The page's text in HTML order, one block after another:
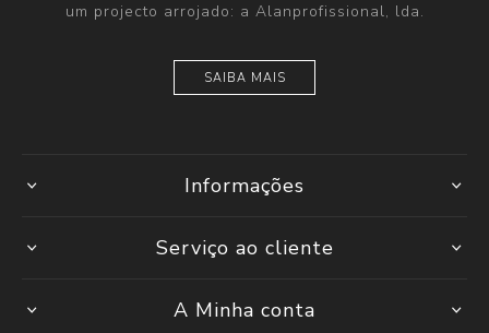
um projecto arrojado: a Alanprofissional, lda.
SAIBA MAIS
Informações
Serviço ao cliente
A Minha conta